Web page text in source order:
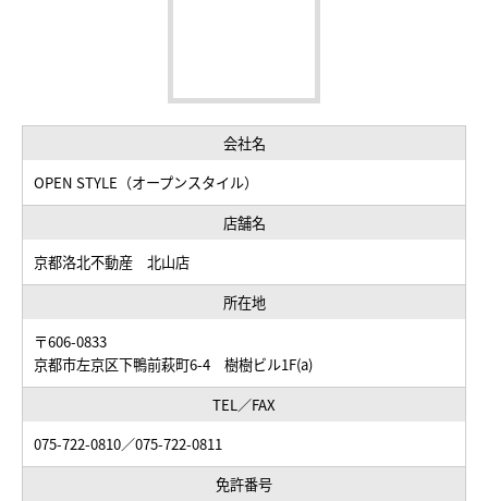
会社名
OPEN STYLE（オープンスタイル）
店舗名
京都洛北不動産 北山店
所在地
〒606-0833
京都市左京区下鴨前萩町6-4 樹樹ビル1F(a)
TEL／FAX
075-722-0810／075-722-0811
免許番号